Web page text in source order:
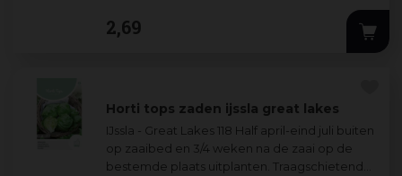
keren te oogsten. Het groene, roodgeaderde
blad ka
2,69
Horti tops zaden ijssla great lakes
IJssla - Great Lakes 118 Half april-eind juli buiten
op zaaibed en 3/4 weken na de zaai op de
bestemde plaats uitplanten. Traagschietende,